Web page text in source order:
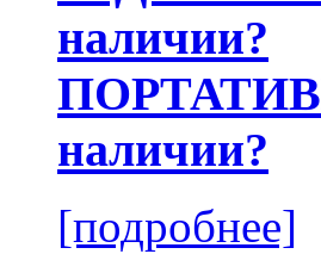
наличии?
[подробнее]